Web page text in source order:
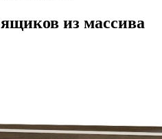
из массива